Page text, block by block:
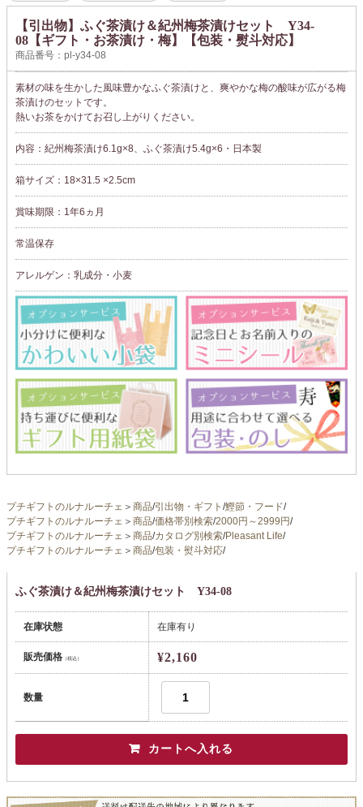
【引出物】ふぐ茶漬け＆紀州梅茶漬けセット Y34-
08【ギフト・お茶漬け・梅】【包装・熨斗対応】
商品番号：pl-y34-08
素材の味を生かした風味豊かなふぐ茶漬けと、爽やかな梅の酸味が広がる梅
茶漬けのセットです。
熱いお茶をかけてお召し上がりください。
内容：紀州梅茶漬け6.1g×8、ふぐ茶漬け5.4g×6・日本製
箱サイズ：18×31.5 ×2.5cm
賞味期限：1年6ヵ月
常温保存
アレルゲン：乳成分・小麦
プチギフトのルナルーチェ ＞ 商品/引出物・ギフト /鰹節・フード/
プチギフトのルナルーチェ ＞ 商品/価格帯別検索/2000円～2999円/
プチギフトのルナルーチェ ＞ 商品/カタログ別検索/Pleasant Life/
プチギフトのルナルーチェ ＞ 商品/包装・熨斗対応/
ふぐ茶漬け＆紀州梅茶漬けセット Y34-08
在庫状態 在庫有り
販売価格（税込） ¥2,160
数量